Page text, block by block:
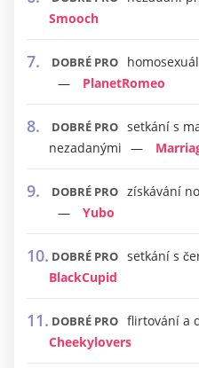
Smooch
DOBRÉ PRO
PlanetRomeo
DOBRÉ PRO setkání s
nezadanými
DOBRÉ PRO získávání
Yubo
DOBRÉ PRO setkání s
BlackCupid
DOBRÉ PRO flirtování a
Cheekylovers